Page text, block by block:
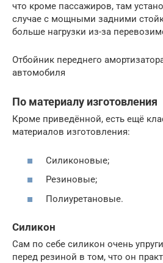
что кроме пассажиров, там
случае с мощными задними
больше нагрузки из-за
Отбойник переднего
автомобиля
По материалу изготовления
Кроме приведённой, есть ещё
материалов изготовления:
Силиконовые;
Резиновые;
Полиуретановые.
Силикон
Сам по себе силикон очень
перед резиной в том, что он